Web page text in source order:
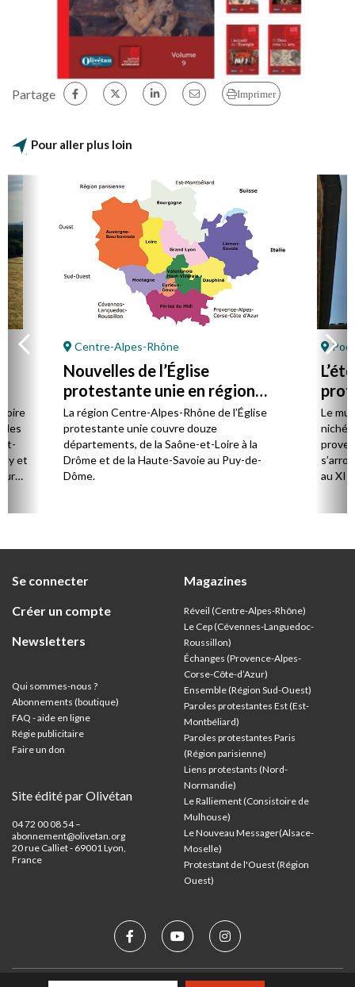
Partage Imprimer
Pour aller plus loin
et
Centre-Alpes-Rhône
Nouvelles de l’Église
protestante unie en région
Centre-Alpes-Rhône
La région Centre-Alpes-Rhône de l’Église
protestante unie couvre douze
départements, de la Saône-et-Loire à la
Drôme et de la Haute-Savoie au Puy-de-
Dôme.
Le
niché
au
Se connecter
Créer un compte
Newsletters
Qui sommes-nous ?
Abonnements (boutique)
FAQ - aide en ligne
Régie publicitaire
Faire un don
Site édité par Olivétan
04 72 00 08 54 –
abonnement@olivetan.org
20 rue Calliet - 69001 Lyon,
France
Magazines
Réveil (Centre-Alpes-Rhône)
Le Cep (Cévennes-Languedoc-
Roussillon)
Échanges (Provence-Alpes-
Corse-Côte-d’Azur)
Ensemble (Région Sud-Ouest)
Paroles protestantes Est (Est-
Montbéliard)
Paroles protestantes Paris
(Région parisienne)
Liens protestants (Nord-
Normandie)
Le Ralliement (Consistoire de
Mulhouse)
Le Nouveau Messager(Alsace-
Moselle)
Protestant de l'Ouest (Région
Ouest)